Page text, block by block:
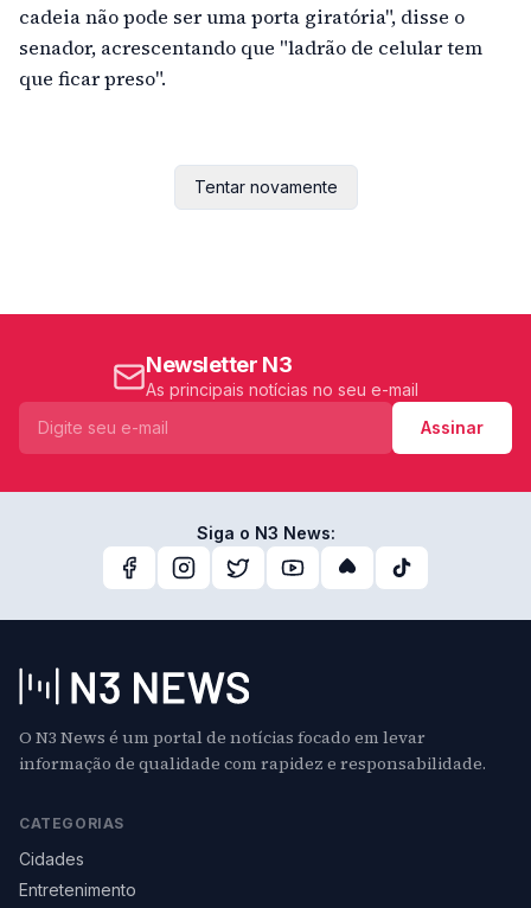
cadeia não pode ser uma porta giratória", disse o
senador, acrescentando que "ladrão de celular tem
que ficar preso".
Tentar novamente
Newsletter N3
As principais notícias no seu e-mail
Assinar
Siga o N3 News:
O N3 News é um portal de notícias focado em levar
informação de qualidade com rapidez e responsabilidade.
CATEGORIAS
Cidades
Entretenimento